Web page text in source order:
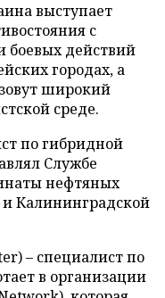
выступает
с
боевых действий
городах, а
широкий
среде.
по гибридной
Службе
нефтяных
Калининградской
– специалист по
в организации